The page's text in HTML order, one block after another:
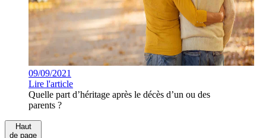
09/09/2021
Lire l'article
Quelle part d’héritage après le décès d’un ou des
parents ?
Haut
de page